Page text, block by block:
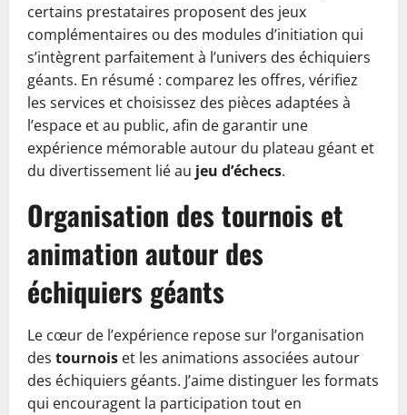
certains prestataires proposent des jeux
complémentaires ou des modules d’initiation qui
s’intègrent parfaitement à l’univers des échiquiers
géants. En résumé : comparez les offres, vérifiez
les services et choisissez des pièces adaptées à
l’espace et au public, afin de garantir une
expérience mémorable autour du plateau géant et
du divertissement lié au jeu d’échecs.
Organisation des tournois et
animation autour des
échiquiers géants
Le cœur de l’expérience repose sur l’organisation
des tournois et les animations associées autour
des échiquiers géants. J’aime distinguer les formats
qui encouragent la participation tout en